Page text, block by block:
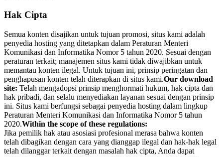
Hak Cipta
Semua konten disajikan untuk tujuan promosi, situs kami adalah
penyedia hosting yang ditetapkan dalam Peraturan Menteri
Komunikasi dan Informatika Nomor 5 tahun 2020. Sesuai dengan
peraturan terkait; manajemen situs kami tidak diwajibkan untuk
memantau konten ilegal. Untuk tujuan ini, prinsip peringatan dan
penghapusan konten telah diterapkan di situs kami.Our download
site: Telah mengadopsi prinsip menghormati hukum, hak cipta dan
hak pribadi, dan selalu menyediakan layanan sesuai dengan prinsip
ini. Situs kami berfungsi sebagai penyedia hosting dalam lingkup
Peraturan Menteri Komunikasi dan Informatika Nomor 5 tahun
2020.Within the scope of these regulations:
Jika pemilik hak atau asosiasi profesional merasa bahwa konten
telah dibagikan dengan cara yang dianggap ilegal dan hak-hak legal
telah dilanggar terkait dengan masalah hak cipta, Anda dapat